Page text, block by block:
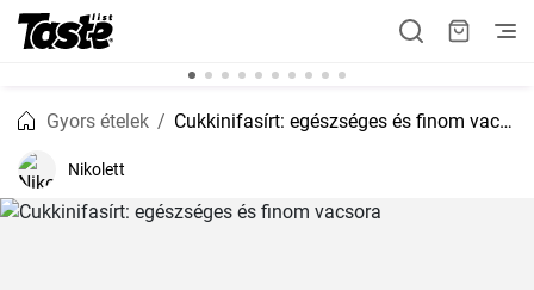
Gyors ételek Cukkinifasírt: egészséges és finom vacsora
Nikolett